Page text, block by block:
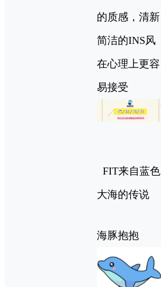
的质感，清新
简洁的INS风
在心理上更容
易接受
FIT来自蓝色
大海的传说
海豚抱抱